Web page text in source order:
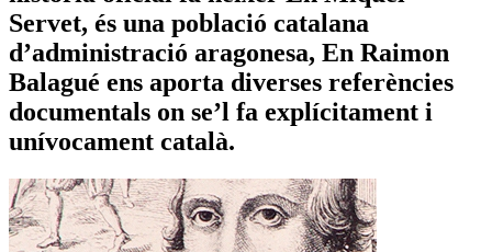
Servet, és una població catalana
d’administració aragonesa, En Raimon
Balagué ens aporta diverses referències
documentals on se’l fa explícitament i
unívocament català.